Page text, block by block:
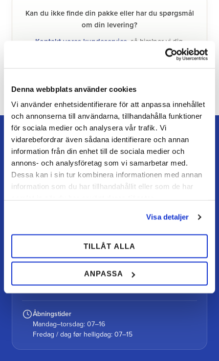
Denna webbplats använder cookies
Vi använder enhetsidentifierare för att anpassa innehållet
och annonserna till användarna, tillhandahålla funktioner
för sociala medier och analysera vår trafik. Vi
vidarebefordrar även sådana identifierare och annan
information från din enhet till de sociala medier och
annons- och analysföretag som vi samarbetar med.
Dessa kan i sin tur kombinera informationen med annan
information som du har tillhandahållit eller som de har
Visa detaljer
TILLÅT ALLA
ANPASSA
Kan du ikke finde din pakke eller har du spørgsmål
om din levering?
Kontakt vores kundeservice , så hjælper vi dig.
TEAM ALUTORP
Din hovslagerbutik online med stort lager, hurtig levering
Alutorp, Frestensfällevägen 64
26996 Båstad
Åbningstider
Mandag–torsdag: 07–16
Fredag / dag før helligdag: 07–15